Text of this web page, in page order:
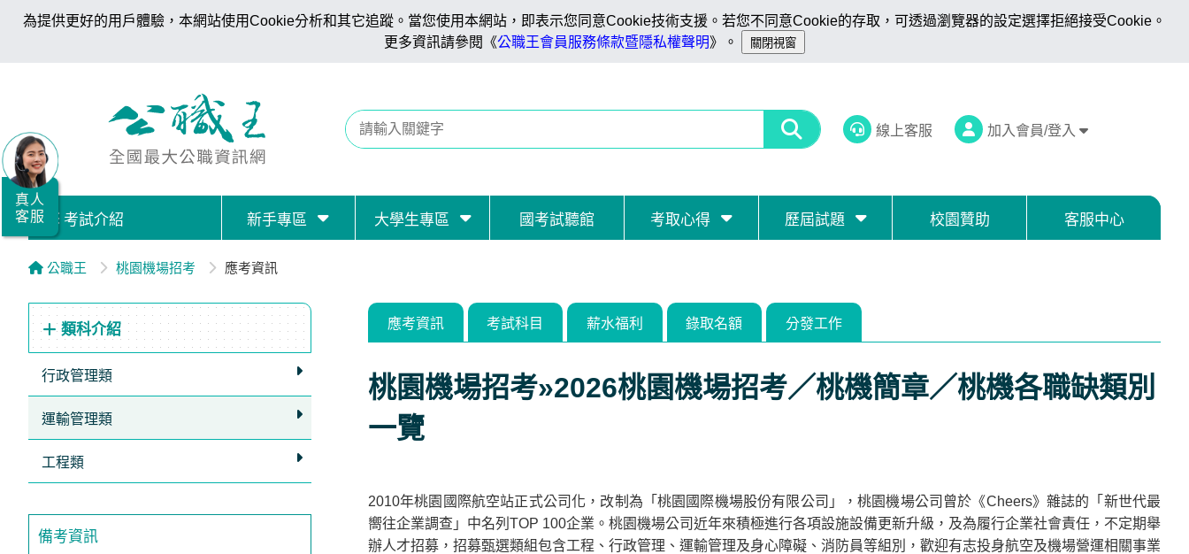
為提供更好的用戶體驗，本網站使用Cookie分析和其它追蹤。當您使用本網站，即表示您同意Cookie技術支援。若您不同意Cookie的存取，可透過瀏覽器的設定選擇拒絕接受Cookie。
更多資訊請參閱《公職王會員服務條款暨隱私權聲明》。
線上客服 加入會員/登入
考試介紹 新手專區 大學生專區 國考試聽館 考取心得 歷屆試題 校園贊助 客服中心
公職王 桃園機場招考 應考資訊
類科介紹
行政管理類
運輸管理類
工程類
備考資訊
應考資訊 考試科目 薪水福利 錄取名額 分發工作
桃園機場招考»2026桃園機場招考／桃機簡章／桃機各職缺類別
一覽
2010年桃園國際航空站正式公司化，改制為「桃園國際機場股份有限公司」，桃園機場公司曾於《Cheers》雜誌的「新世代最
嚮往企業調查」中名列TOP 100企業。桃園機場公司近年來積極進行各項設施設備更新升級，及為履行企業社會責任，不定期舉
辦人才招募，招募甄選類組包含工程、行政管理、運輸管理及身心障礙、消防員等組別，歡迎有志投身航空及機場營運相關事業
真人
客服
職/
就
業/
證
務
據
點
即
LINE